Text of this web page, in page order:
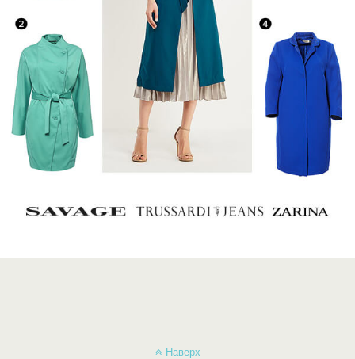
Наверх